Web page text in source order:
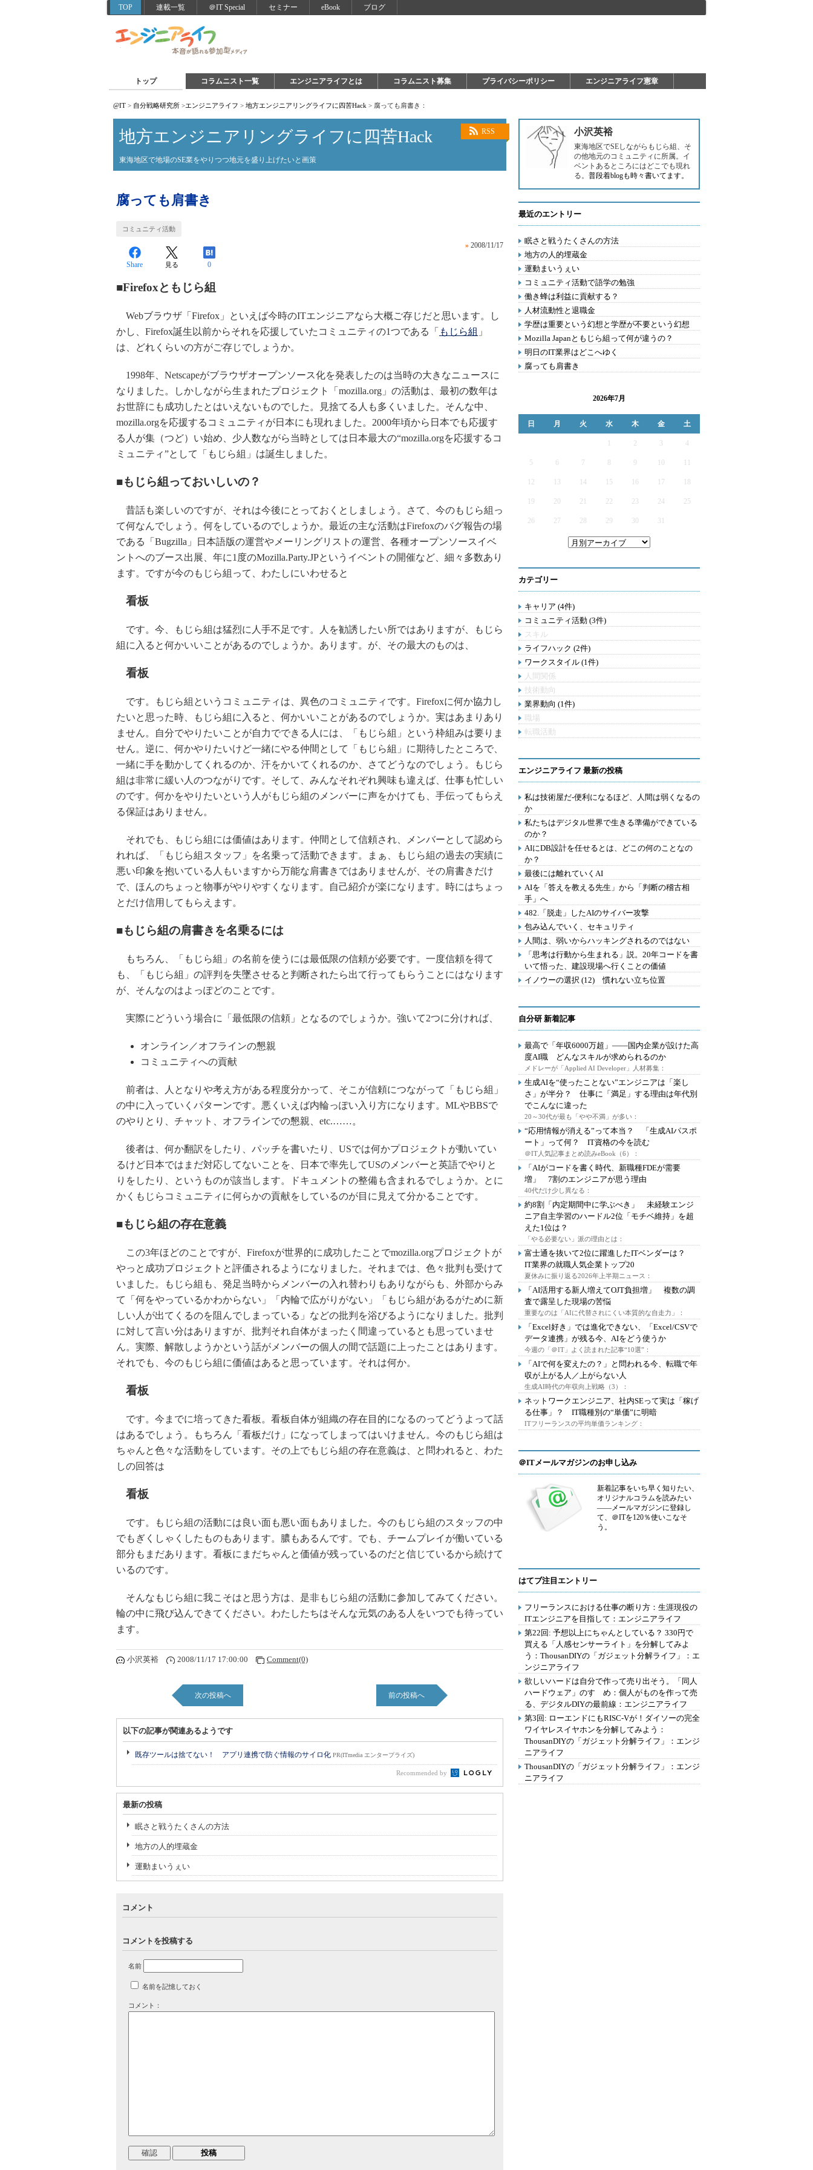
TOP 連載一覧 ＠IT Special セミナー eBook ブログ
トップ コラムニスト一覧 エンジニアライフとは コラムニスト募集 プライバシーポリシー エンジニアライフ憲章
@IT > 自分戦略研究所 >エンジニアライフ > 地方エンジニアリングライフに四苦Hack > 腐っても肩書き：
RSS
地方エンジニアリングライフに四苦Hack
東海地区で地場のSE業をやりつつ地元を盛り上げたいと画策
腐っても肩書き
コミュニティ活動
» 2008/11/17
Share 見る 0
■Firefoxともじら組
Webブラウザ「Firefox」といえば今時のITエンジニアなら大概ご存じだと思います。し
かし、Firefox誕生以前からそれを応援していたコミュニティの1つである「 もじら組 」
は、どれくらいの方がご存じでしょうか。
1998年、Netscapeがブラウザオープンソース化を発表したのは当時の大きなニュースに
なりました。しかしながら生まれたプロジェクト「mozilla.org」の活動は、最初の数年は
お世辞にも成功したとはいえないものでした。見捨てる人も多くいました。そんな中、
mozilla.orgを応援するコミュニティが日本にも現れました。2000年頃から日本でも応援す
る人が集（つど）い始め、少人数ながら当時としては日本最大の“mozilla.orgを応援するコ
ミュニティ”として「もじら組」は誕生しました。
■もじら組っておいしいの？
昔話も楽しいのですが、それは今後にとっておくとしましょう。さて、今のもじら組っ
て何なんでしょう。何をしているのでしょうか。最近の主な活動はFirefoxのバグ報告の場
である「Bugzilla」日本語版の運営やメーリングリストの運営、各種オープンソースイベ
ントへのブース出展、年に1度のMozilla.Party.JPというイベントの開催など、細々多数あり
ます。ですが今のもじら組って、わたしにいわせると
看板
です。今、もじら組は猛烈に人手不足です。人を勧誘したい所ではありますが、もじら
組に入ると何かいいことがあるのでしょうか。あります。が、その最大のものは、
看板
です。もじら組というコミュニティは、異色のコミュニティです。Firefoxに何か協力し
たいと思った時、もじら組に入ると、何かいいことがあるのでしょうか。実はあまりあり
ません。自分でやりたいことが自力でできる人には、「もじら組」という枠組みは要りま
せん。逆に、何かやりたいけど一緒にやる仲間として「もじら組」に期待したところで、
一緒に手を動かしてくれるのか、汗をかいてくれるのか、さてどうなのでしょう。もじら
組は非常に緩い人のつながりです。そして、みんなそれぞれ興味も違えば、仕事も忙しい
のです。何かをやりたいという人がもじら組のメンバーに声をかけても、手伝ってもらえ
る保証はありません。
それでも、もじら組には価値はあります。仲間として信頼され、メンバーとして認めら
れれば、「もじら組スタッフ」を名乗って活動できます。まぁ、もじら組の過去の実績に
悪い印象を抱いている人もいますから万能な肩書きではありませんが、その肩書きだけ
で、ほんのちょっと物事がやりやすくなります。自己紹介が楽になります。時にはちょっ
とだけ信用してもらえます。
■もじら組の肩書きを名乗るには
もちろん、「もじら組」の名前を使うには最低限の信頼が必要です。一度信頼を得て
も、「もじら組」の評判を失墜させると判断されたら出て行ってもらうことにはなります
が、そんなのはよっぽどのことです。
実際にどういう場合に「最低限の信頼」となるのでしょうか。強いて2つに分ければ、
オンライン／オフラインの懇親
コミュニティへの貢献
前者は、人となりや考え方がある程度分かって、そこが信頼につながって「もじら組」
の中に入っていくパターンです。悪くいえば内輪っぽい入り方になります。MLやBBSで
のやりとり、チャット、オフラインでの懇親、etc.……。
後者は、何か翻訳をしたり、パッチを書いたり、USでは何かプロジェクトが動いてい
るけど日本ではまだ対応してないことを、日本で率先してUSのメンバーと英語でやりと
りをしたり、というものが該当します。ドキュメントの整備も含まれるでしょうか。とに
かくもじらコミュニティに何らかの貢献をしているのが目に見えて分かることです。
■もじら組の存在意義
この3年ほどのことですが、Firefoxが世界的に成功したことでmozilla.orgプロジェクトが
やっと成功プロジェクトと評価されるようになりました。それまでは、色々批判も受けて
いました。もじら組も、発足当時からメンバーの入れ替わりもありながらも、外部からみ
て「何をやっているかわからない」「内輪で広がりがない」「もじら組があるがために新
しい人が出てくるのを阻んでしまっている」などの批判を浴びるようになりました。批判
に対して言い分はありますが、批判それ自体がまったく間違っているとも思っていませ
ん。実際、解散しようかという話がメンバーの個人の間で話題に上ったことはあります。
それでも、今のもじら組に価値はあると思っています。それは何か。
看板
です。今までに培ってきた看板。看板自体が組織の存在目的になるのってどうよって話
はあるでしょう。もちろん「看板だけ」になってしまってはいけません。今のもじら組は
ちゃんと色々な活動をしています。その上でもじら組の存在意義は、と問われると、わた
しの回答は
看板
です。もじら組の活動には良い面も悪い面もありました。今のもじら組のスタッフの中
でもぎくしゃくしたものもあります。膿もあるんです。でも、チームプレイが働いている
部分もまだあります。看板にまだちゃんと価値が残っているのだと信じているから続けて
いるのです。
そんなもじら組に我こそはと思う方は、是非もじら組の活動に参加してみてください。
輪の中に飛び込んできてください。わたしたちはそんな元気のある人をいつでも待ってい
ます。
小沢英裕 2008/11/17 17:00:00 Comment(0)
次の投稿へ 前の投稿へ
以下の記事が関連あるようです
既存ツールは捨てない！ アプリ連携で防ぐ情報のサイロ化 PR(ITmedia エンタープライズ)
Recommended by
最新の投稿
眠さと戦うたくさんの方法
地方の人的埋蔵金
運動まいうぇい
コメント
コメントを投稿する
名前
名前を記憶しておく
コメント：
小沢英裕
東海地区でSEしながらもじら組、そ
の他地元のコミュニティに所属。イ
ベントあるところにはどこでも現れ
る。 普段着blogも時々書いてます。
最近のエントリー
眠さと戦うたくさんの方法
地方の人的埋蔵金
運動まいうぇい
コミュニティ活動で語学の勉強
働き蜂は利益に貢献する？
人材流動性と退職金
学歴は重要という幻想と学歴が不要という幻想
Mozilla Japanともじら組って何が違うの？
明日のIT業界はどこへゆく
腐っても肩書き
2026年7月
日 月 火 水 木 金 土
2 3 4
5 6 7 9
12 13 14 15 16 17
19 20 21 22 23 24 25
26 27 28 29 30 31
カテゴリー
キャリア (4件)
コミュニティ活動 (3件)
スキル
ライフハック (2件)
ワークスタイル (1件)
人間関係
技術動向
業界動向 (1件)
職場
転職活動
エンジニアライフ 最新の投稿
私は技術屋だ-便利になるほど、人間は弱くなるの
か
私たちはデジタル世界で生きる準備ができている
のか？
AIにDB設計を任せるとは、どこの何のことなの
か？
最後には離れていくAI
AIを「答えを教える先生」から「判断の稽古相
手」へ
482.「脱走」したAIのサイバー攻撃
包み込んでいく、セキュリティ
人間は、弱いからハッキングされるのではない
「思考は行動から生まれる」説。20年コードを書
いて悟った、建設現場へ行くことの価値
イノウーの選択 (12) 慣れない立ち位置
自分研 新着記事
最高で「年収6000万超」――国内企業が設けた高
度AI職 どんなスキルが求められるのか
メドレーが「Applied AI Developer」人材募集：
生成AIを“使ったことない”エンジニアは「楽し
さ」が半分？ 仕事に「満足」する理由は年代別
でこんなに違った
20～30代が最も「やや不満」が多い：
“応用情報が消える”って本当？ 「生成AIパスポ
ート」って何？ IT資格の今を読む
＠IT人気記事まとめ読みeBook（6）：
「AIがコードを書く時代、新職種FDEが需要
増」 7割のエンジニアが思う理由
40代だけ少し異なる：
約8割「内定期間中に学ぶべき」 未経験エンジ
ニア自主学習のハードル2位「モチベ維持」を超
えた1位は？
「やる必要ない」派の理由とは：
富士通を抜いて2位に躍進したITベンダーは？
IT業界の就職人気企業トップ20
夏休みに振り返る2026年上半期ニュース：
「AI活用する新人増えてOJT負担増」 複数の調
査で露呈した現場の苦悩
重要なのは「AIに代替されにくい本質的な自走力」：
「Excel好き」では進化できない、「Excel/CSVで
データ連携」が残る今、AIをどう使うか
今週の「＠IT」よく読まれた記事“10選”：
「AIで何を変えたの？」と問われる今、転職で年
収が上がる人／上がらない人
生成AI時代の年収向上戦略（3）：
ネットワークエンジニア、社内SEって実は「稼げ
る仕事」？ IT職種別の“単価”に明暗
ITフリーランスの平均単価ランキング：
＠ITメールマガジンのお申し込み
新着記事をいち早く知りたい、
オリジナルコラムを読みたい
――メールマガジンに登録し
て、＠ITを120％使いこなそ
う。
はてブ注目エントリー
フリーランスにおける仕事の断り方：生涯現役の
ITエンジニアを目指して：エンジニアライフ
第22回: 予想以上にちゃんとしている？ 330円で
買える「人感センサーライト」を分解してみよ
う：ThousanDIYの「ガジェット分解ライフ」：エ
ンジニアライフ
欲しいハードは自分で作って売り出そう。「同人
ハードウェア」のすゝめ：個人がものを作って売
る、デジタルDIYの最前線：エンジニアライフ
第3回: ローエンドにもRISC-Vが！ダイソーの完全
ワイヤレスイヤホンを分解してみよう：
ThousanDIYの「ガジェット分解ライフ」：エンジ
ニアライフ
ThousanDIYの「ガジェット分解ライフ」：エンジ
ニアライフ